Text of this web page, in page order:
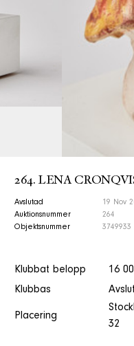
264. LENA
Avslutad
19 Nov
Auktionsnummer
264
Objektsnummer
3749933
Klubbat belopp
16
Klubbas
Placering
32